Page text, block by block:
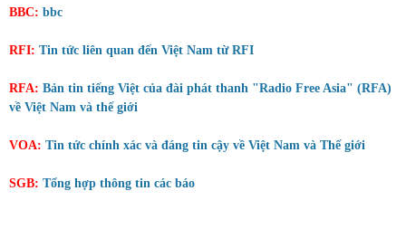
BBC: bbc
RFI: Tin tức liên quan đến Việt Nam từ RFI
RFA: Bản tin tiếng Việt của đài phát thanh "Radio Free Asia" (RFA)
về Việt Nam và thế giới
VOA: Tin tức chính xác và đáng tin cậy về Việt Nam và Thế giới
SGB: Tổng hợp thông tin các báo